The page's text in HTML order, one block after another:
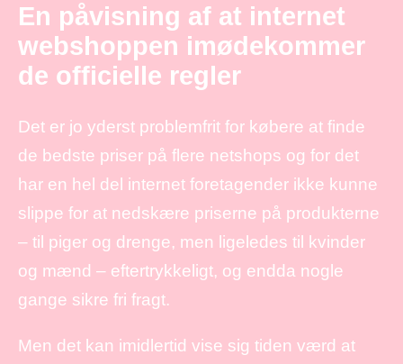
En påvisning af at internet
webshoppen imødekommer
de officielle regler
Det er jo yderst problemfrit for købere at finde
de bedste priser på flere netshops og for det
har en hel del internet foretagender ikke kunne
slippe for at nedskære priserne på produkterne
– til piger og drenge, men ligeledes til kvinder
og mænd – eftertrykkeligt, og endda nogle
gange sikre fri fragt.
Men det kan imidlertid vise sig tiden værd at